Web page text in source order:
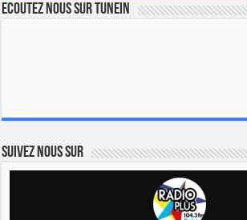
Ecoutez nous sur TuneIn
Suivez nous sur